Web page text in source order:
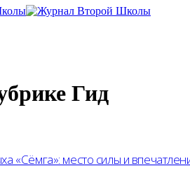
Гид
«Сёмга»: место силы и